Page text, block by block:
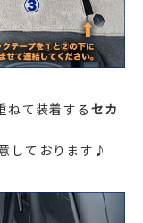
ねて装着する セカ
しております♪